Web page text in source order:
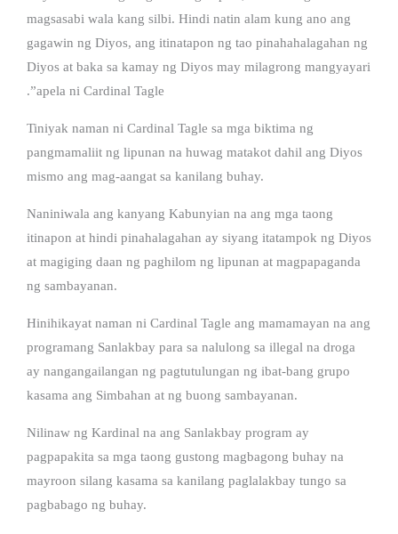
magsasabi wala kang silbi. Hindi natin alam kung ano ang
gagawin ng Diyos, ang itinatapon ng tao pinahahalagahan ng
Diyos at baka sa kamay ng Diyos may milagrong mangyayari
.”apela ni Cardinal Tagle
Tiniyak naman ni Cardinal Tagle sa mga biktima ng
pangmamaliit ng lipunan na huwag matakot dahil ang Diyos
mismo ang mag-aangat sa kanilang buhay.
Naniniwala ang kanyang Kabunyian na ang mga taong
itinapon at hindi pinahalagahan ay siyang itatampok ng Diyos
at magiging daan ng paghilom ng lipunan at magpapaganda
ng sambayanan.
Hinihikayat naman ni Cardinal Tagle ang mamamayan na ang
programang Sanlakbay para sa nalulong sa illegal na droga
ay nangangailangan ng pagtutulungan ng ibat-bang grupo
kasama ang Simbahan at ng buong sambayanan.
Nilinaw ng Kardinal na ang Sanlakbay program ay
pagpapakita sa mga taong gustong magbagong buhay na
mayroon silang kasama sa kanilang paglalakbay tungo sa
pagbabago ng buhay.